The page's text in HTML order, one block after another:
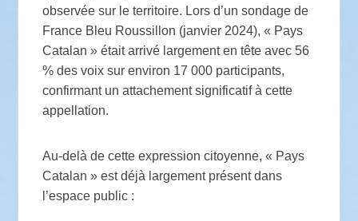
observée sur le territoire. Lors d’un sondage de
France Bleu Roussillon (janvier 2024), « Pays
Catalan » était arrivé largement en tête avec 56
% des voix sur environ 17 000 participants,
confirmant un attachement significatif à cette
appellation.
Au-delà de cette expression citoyenne, « Pays
Catalan » est déjà largement présent dans
l’espace public :